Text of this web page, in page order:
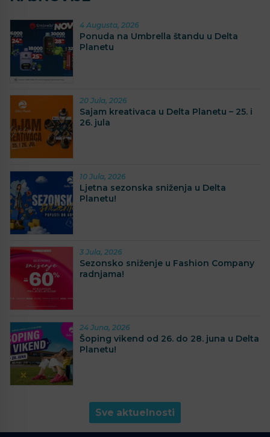
4 Augusta, 2026
Ponuda na Umbrella štandu u Delta
Planetu
20 Jula, 2026
Sajam kreativaca u Delta Planetu – 25. i
26. jula
10 Jula, 2026
Ljetna sezonska sniženja u Delta
Planetu!
3 Jula, 2026
Sezonsko sniženje u Fashion Company
radnjama!
24 Juna, 2026
Šoping vikend od 26. do 28. juna u Delta
Planetu!
Sve aktuelnosti